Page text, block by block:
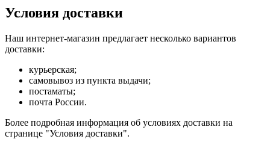
Условия доставки
Наш интернет-магазин предлагает несколько вариантов
доставки:
курьерская;
самовывоз из пункта выдачи;
постаматы;
почта России.
Более подробная информация об условиях доставки на
странице "Условия доставки".